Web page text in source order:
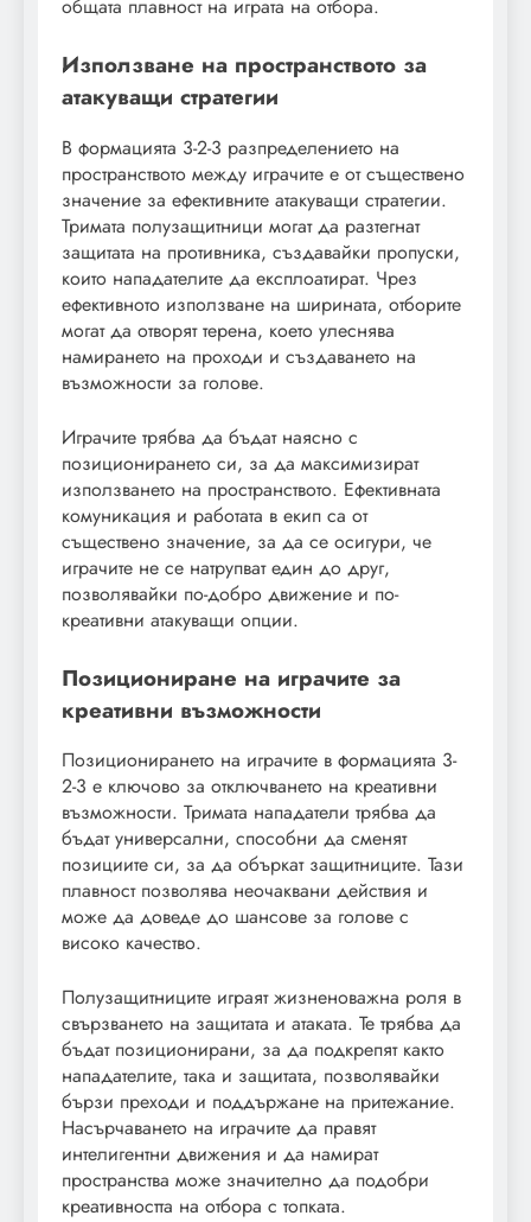
общата плавност на играта на отбора.
Използване на пространството за
атакуващи стратегии
В формацията 3-2-3 разпределението на
пространството между играчите е от съществено
значение за ефективните атакуващи стратегии.
Тримата полузащитници могат да разтегнат
защитата на противника, създавайки пропуски,
които нападателите да експлоатират. Чрез
ефективното използване на ширината, отборите
могат да отворят терена, което улеснява
намирането на проходи и създаването на
възможности за голове.
Играчите трябва да бъдат наясно с
позиционирането си, за да максимизират
използването на пространството. Ефективната
комуникация и работата в екип са от
съществено значение, за да се осигури, че
играчите не се натрупват един до друг,
позволявайки по-добро движение и по-
креативни атакуващи опции.
Позициониране на играчите за
креативни възможности
Позиционирането на играчите в формацията 3-
2-3 е ключово за отключването на креативни
възможности. Тримата нападатели трябва да
бъдат универсални, способни да сменят
позициите си, за да объркат защитниците. Тази
плавност позволява неочаквани действия и
може да доведе до шансове за голове с
високо качество.
Полузащитниците играят жизненоважна роля в
свързването на защитата и атаката. Те трябва да
бъдат позиционирани, за да подкрепят както
нападателите, така и защитата, позволявайки
бързи преходи и поддържане на притежание.
Насърчаването на играчите да правят
интелигентни движения и да намират
пространства може значително да подобри
креативността на отбора с топката.